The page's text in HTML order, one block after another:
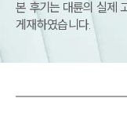
본 후기는 대륜의 실제
게재하였습니다.